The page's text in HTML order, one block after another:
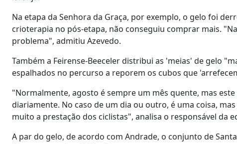
Na etapa da Senhora da Graça, por exemplo, o gelo foi
crioterapia no pós-etapa, não conseguiu comprar mais.
problema", admitiu Azevedo.
Também a Feirense-Beeceler distribui as 'meias' de gelo
espalhados no percurso a reporem os cubos que
"Normalmente, agosto é sempre um mês quente, mas
diariamente. No caso de um dia ou outro, é uma coisa,
muito a prestação dos ciclistas", analisa o responsável da
A par do gelo, de acordo com Andrade, o conjunto de